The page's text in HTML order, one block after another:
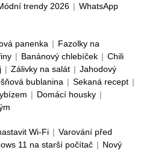
trendy 2026 | WhatsApp
panenka | Fazolky na
| Banánový chlebíček | Chili
| Zálivky na salát | Jahodový
bublanina | Sekaná recept |
| Domácí housky |
Wi-Fi | Varování před
11 na starší počítač | Nový